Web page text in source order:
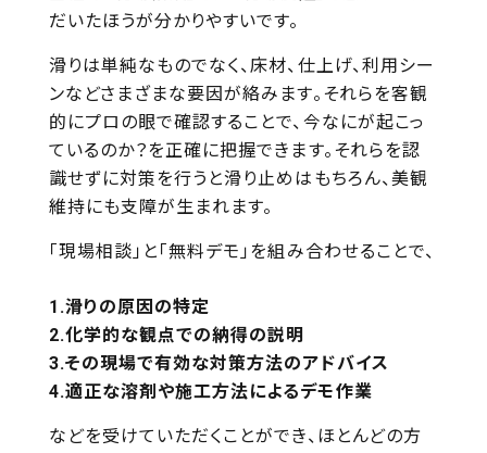
だいたほうが分かりやすいです。
滑りは単純なものでなく、床材、仕上げ、利用シー
ンなどさまざまな要因が絡みます。それらを客観
的にプロの眼で確認することで、今なにが起こっ
ているのか？を正確に把握できます。それらを認
識せずに対策を行うと滑り止めはもちろん、美観
維持にも支障が生まれます。
「現場相談」と「無料デモ」を組み合わせることで、
滑りの原因の特定
化学的な観点での納得の説明
その現場で有効な対策方法のアドバイス
適正な溶剤や施工方法によるデモ作業
などを受けていただくことができ、ほとんどの方